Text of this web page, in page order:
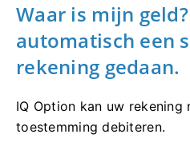
Waar is mijn
automatisch een
rekening gedaan.
IQ Option kan uw rekening
toestemming debiteren.